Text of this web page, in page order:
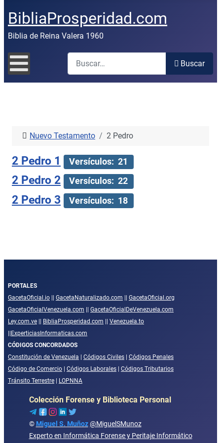
BibliaProsperidad.com
Biblia de Reina Valera 1960
Buscar
Buscar
Nuevo Testamento 2 Pedro
2 Pedro 1 Versículos: 21
2 Pedro 2 Versículos: 22
2 Pedro 3 Versículos: 18
PORTALES
GacetaOficial.io || GacetaNaturalizado.com || GacetaOficial.org
GacetaOficialVenezuela.com || GacetaOficialDeVenezuela.com
Ley.com.ve || BibliaProsperidad.com || Venezuela.to
||ExperticiasInformaticas.com
CÓDIGOS CONCORDADOS
Constitución de Venezuela | Códigos Civiles | Códigos Penales
Código de Comercio | Códigos Laborales | Códigos Tributarios
Tránsito Terrestre | LOPNNA
Colección Forense y Biblioteca Personal
© Miguel S. Muñoz @MiguelSMunoz
Experto en Informática Forense y Peritaje Informático